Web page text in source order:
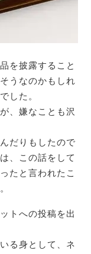
を披露すること
うなのかもしれ
した。
、嫌なことも沢
だりもしたので
、この話をして
たと言われたこ
トへの投稿を出
る身として、ネ